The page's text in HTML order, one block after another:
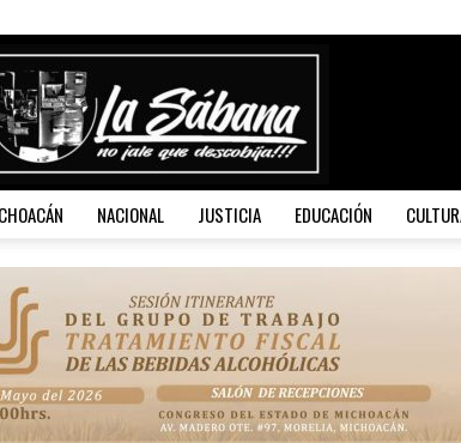
Sábana
NACIONAL JUSTICIA EDUCACIÓN